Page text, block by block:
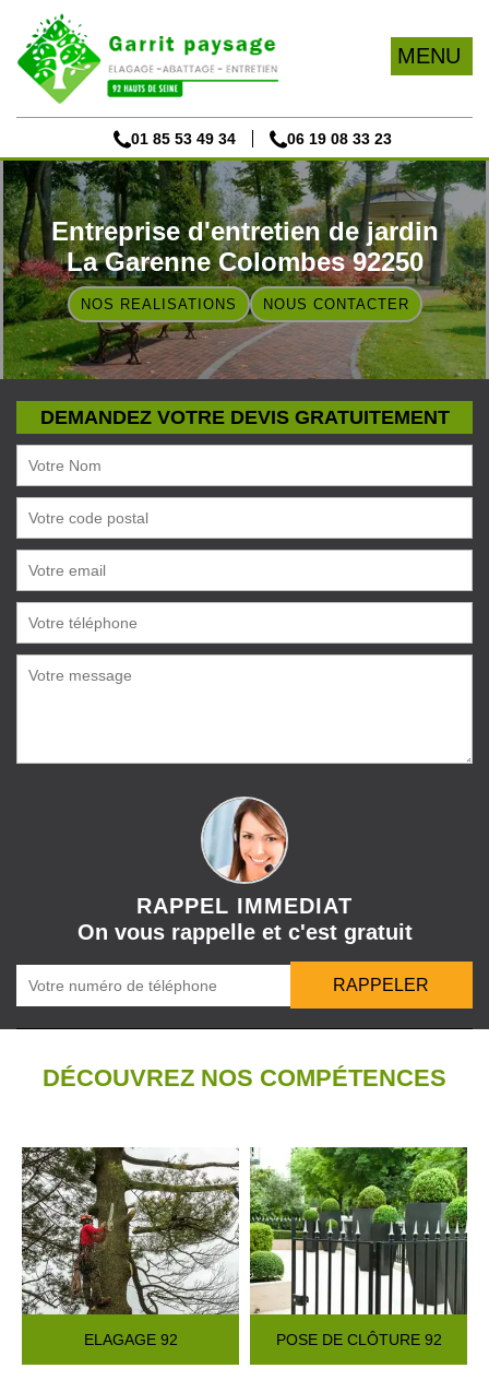
MENU
01 85 53 49 34 06 19 08 33 23
Entreprise d'entretien de jardin
La Garenne Colombes 92250
NOS REALISATIONS NOUS CONTACTER
DEMANDEZ VOTRE DEVIS GRATUITEMENT
RAPPEL IMMEDIAT
On vous rappelle et c'est gratuit
DÉCOUVREZ NOS COMPÉTENCES
ELAGAGE 92 POSE DE CLÔTURE 92